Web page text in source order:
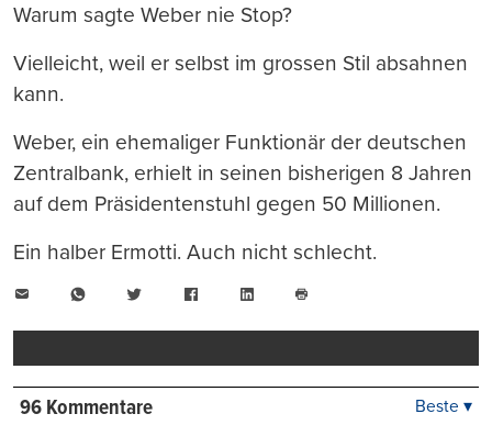
Warum sagte Weber nie Stop?
Vielleicht, weil er selbst im grossen Stil absahnen
kann.
Weber, ein ehemaliger Funktionär der deutschen
Zentralbank, erhielt in seinen bisherigen 8 Jahren
auf dem Präsidentenstuhl gegen 50 Millionen.
Ein halber Ermotti. Auch nicht schlecht.
WhatsAppTwitter FacebookLinkedIn
drucken
96 Kommentare Beste ▾